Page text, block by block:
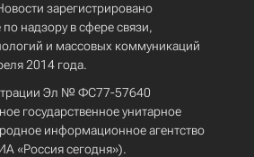
зарегистрировано
надзору в сфере связи,
и массовых коммуникаций
2014 года.
Эл № ФС77-57640
государственное унитарное
информационное агентство
«Россия сегодня»).